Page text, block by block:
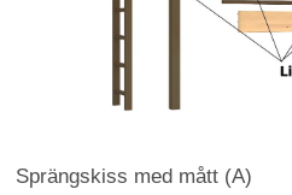
Sprängskiss med mått (A)